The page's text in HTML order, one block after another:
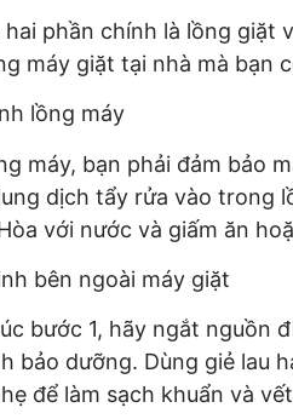
phần chính là lồng giặt
máy giặt tại nhà mà bạn
lồng máy
máy, bạn phải đảm bảo
dịch tẩy rửa vào trong
với nước và giấm ăn
bên ngoài máy giặt
bước 1, hãy ngắt nguồn
bảo dưỡng. Dùng giẻ lau
để làm sạch khuẩn và